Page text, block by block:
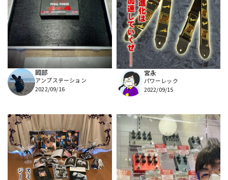
岡部
アンプステーション
2022/09/16
宮永
パワーレック
2022/09/15